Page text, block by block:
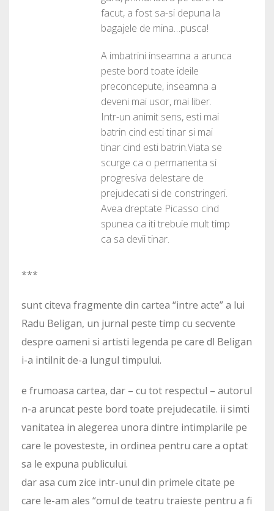
facut, a fost sa-si depuna la
bagajele de mina…pusca!
A imbatrini inseamna a arunca
peste bord toate ideile
preconcepute, inseamna a
deveni mai usor, mai liber.
Intr-un animit sens, esti mai
batrin cind esti tinar si mai
tinar cind esti batrin.Viata se
scurge ca o permanenta si
progresiva delestare de
prejudecati si de constringeri.
Avea dreptate Picasso cind
spunea ca iti trebuie mult timp
ca sa devii tinar.
***
sunt citeva fragmente din cartea “intre acte” a lui
Radu Beligan, un jurnal peste timp cu secvente
despre oameni si artisti legenda pe care dl Beligan
i-a intilnit de-a lungul timpului.
e frumoasa cartea, dar – cu tot respectul – autorul
n-a aruncat peste bord toate prejudecatile. ii simti
vanitatea in alegerea unora dintre intimplarile pe
care le povesteste, in ordinea pentru care a optat
sa le expuna publicului.
dar asa cum zice intr-unul din primele citate pe
care le-am ales “omul de teatru traieste pentru a fi